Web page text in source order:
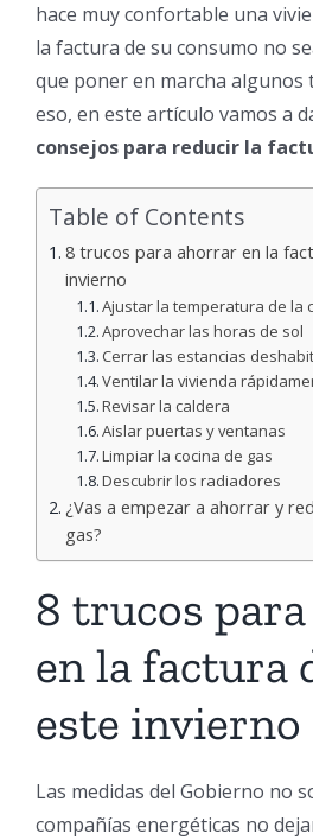
hace muy confortable una
la factura de su consumo no
que poner en marcha algunos
eso, en este artículo vamos a
consejos para reducir la
Table of Contents
8 trucos para ahorrar en la
invierno
Ajustar la temperatura de la
Aprovechar las horas de sol
Cerrar las estancias
Ventilar la vivienda
Revisar la caldera
Aislar puertas y ventanas
Limpiar la cocina de gas
Descubrir los radiadores
¿Vas a empezar a ahorrar y
gas?
8 trucos
en la factura
este invierno
Las medidas del Gobierno no
compañías energéticas no